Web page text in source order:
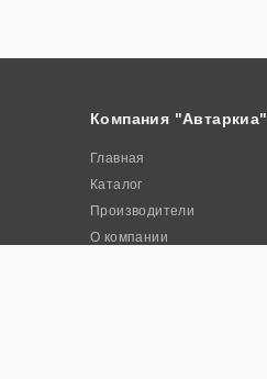
Компания "Автаркиа"
Главная
Каталог
Производители
О компании